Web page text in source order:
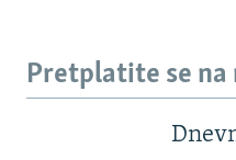
Pretplatite se